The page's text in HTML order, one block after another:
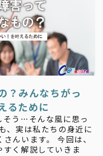
せ
？みんなちがっ
るために
そう…そんな風に思っ
、実は私たちの身近に
んいます。 今回は、
く解説していきま